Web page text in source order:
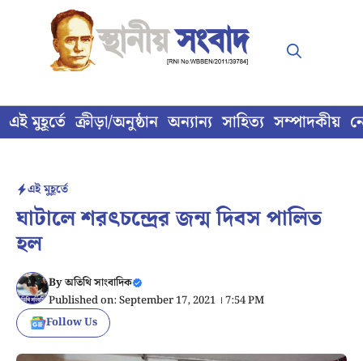
content
এই মুহূর্তে ক্রীড়া/অনুষ্ঠান অন্যান্য সাহিত্য সম্পাদকীয়
এই মুহূর্তে
ঘাটালে শরৎচন্দ্রের জন্ম দিবস পালিত
হল
Byঅতিথি সাংবাদিক
Published on: September 17, 2021 । 7:54 PM
Follow Us